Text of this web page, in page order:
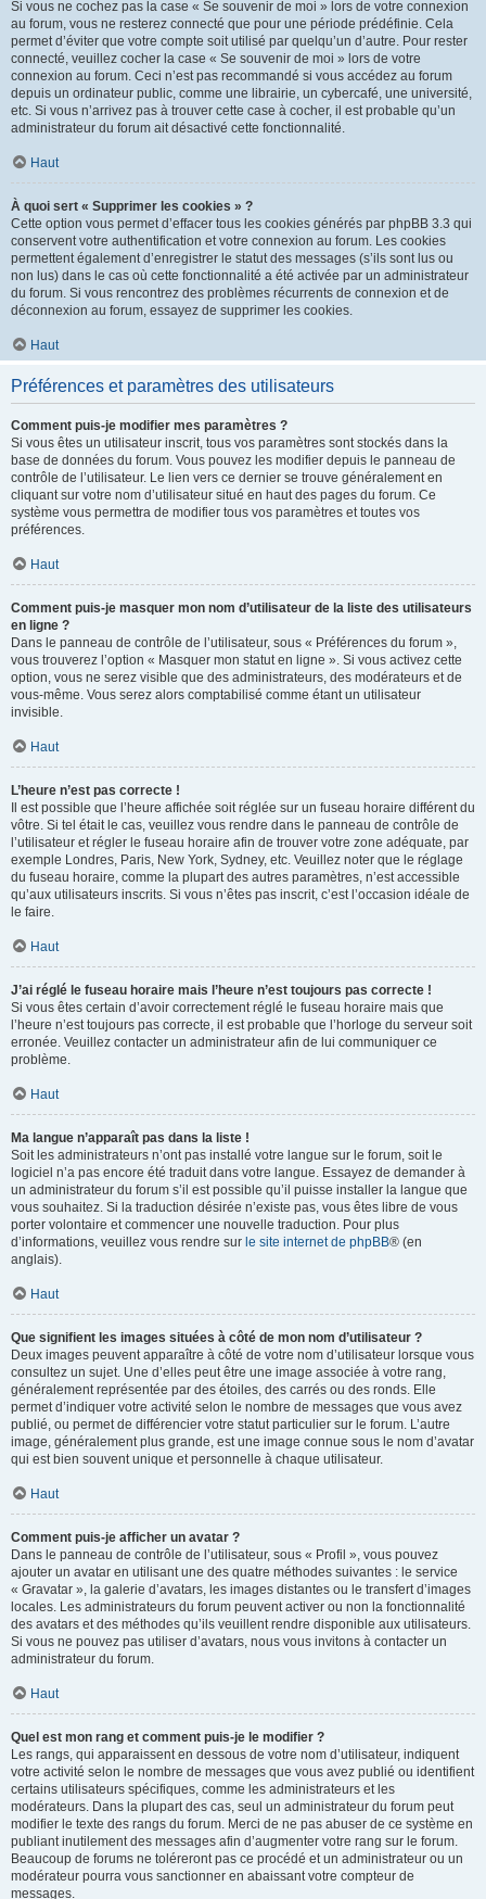
Si vous ne cochez pas la case « Se souvenir de moi » lors de votre connexion
au forum, vous ne resterez connecté que pour une période prédéfinie. Cela
permet d’éviter que votre compte soit utilisé par quelqu’un d’autre. Pour rester
connecté, veuillez cocher la case « Se souvenir de moi » lors de votre
connexion au forum. Ceci n’est pas recommandé si vous accédez au forum
depuis un ordinateur public, comme une librairie, un cybercafé, une université,
etc. Si vous n’arrivez pas à trouver cette case à cocher, il est probable qu’un
administrateur du forum ait désactivé cette fonctionnalité.
Haut
À quoi sert « Supprimer les cookies » ?
Cette option vous permet d’effacer tous les cookies générés par phpBB 3.3 qui
conservent votre authentification et votre connexion au forum. Les cookies
permettent également d’enregistrer le statut des messages (s’ils sont lus ou
non lus) dans le cas où cette fonctionnalité a été activée par un administrateur
du forum. Si vous rencontrez des problèmes récurrents de connexion et de
déconnexion au forum, essayez de supprimer les cookies.
Haut
Préférences et paramètres des utilisateurs
Comment puis-je modifier mes paramètres ?
Si vous êtes un utilisateur inscrit, tous vos paramètres sont stockés dans la
base de données du forum. Vous pouvez les modifier depuis le panneau de
contrôle de l’utilisateur. Le lien vers ce dernier se trouve généralement en
cliquant sur votre nom d’utilisateur situé en haut des pages du forum. Ce
système vous permettra de modifier tous vos paramètres et toutes vos
préférences.
Haut
Comment puis-je masquer mon nom d’utilisateur de la liste des utilisateurs
en ligne ?
Dans le panneau de contrôle de l’utilisateur, sous « Préférences du forum »,
vous trouverez l’option « Masquer mon statut en ligne ». Si vous activez cette
option, vous ne serez visible que des administrateurs, des modérateurs et de
vous-même. Vous serez alors comptabilisé comme étant un utilisateur
invisible.
Haut
L’heure n’est pas correcte !
Il est possible que l’heure affichée soit réglée sur un fuseau horaire différent du
vôtre. Si tel était le cas, veuillez vous rendre dans le panneau de contrôle de
l’utilisateur et régler le fuseau horaire afin de trouver votre zone adéquate, par
exemple Londres, Paris, New York, Sydney, etc. Veuillez noter que le réglage
du fuseau horaire, comme la plupart des autres paramètres, n’est accessible
qu’aux utilisateurs inscrits. Si vous n’êtes pas inscrit, c’est l’occasion idéale de
le faire.
Haut
J’ai réglé le fuseau horaire mais l’heure n’est toujours pas correcte !
Si vous êtes certain d’avoir correctement réglé le fuseau horaire mais que
l’heure n’est toujours pas correcte, il est probable que l’horloge du serveur soit
erronée. Veuillez contacter un administrateur afin de lui communiquer ce
problème.
Haut
Ma langue n’apparaît pas dans la liste !
Soit les administrateurs n’ont pas installé votre langue sur le forum, soit le
logiciel n’a pas encore été traduit dans votre langue. Essayez de demander à
un administrateur du forum s’il est possible qu’il puisse installer la langue que
vous souhaitez. Si la traduction désirée n’existe pas, vous êtes libre de vous
porter volontaire et commencer une nouvelle traduction. Pour plus
d’informations, veuillez vous rendre sur le site internet de phpBB® (en
anglais).
Haut
Que signifient les images situées à côté de mon nom d’utilisateur ?
Deux images peuvent apparaître à côté de votre nom d’utilisateur lorsque vous
consultez un sujet. Une d’elles peut être une image associée à votre rang,
généralement représentée par des étoiles, des carrés ou des ronds. Elle
permet d’indiquer votre activité selon le nombre de messages que vous avez
publié, ou permet de différencier votre statut particulier sur le forum. L’autre
image, généralement plus grande, est une image connue sous le nom d’avatar
qui est bien souvent unique et personnelle à chaque utilisateur.
Haut
Comment puis-je afficher un avatar ?
Dans le panneau de contrôle de l’utilisateur, sous « Profil », vous pouvez
ajouter un avatar en utilisant une des quatre méthodes suivantes : le service
« Gravatar », la galerie d’avatars, les images distantes ou le transfert d’images
locales. Les administrateurs du forum peuvent activer ou non la fonctionnalité
des avatars et des méthodes qu’ils veuillent rendre disponible aux utilisateurs.
Si vous ne pouvez pas utiliser d’avatars, nous vous invitons à contacter un
administrateur du forum.
Haut
Quel est mon rang et comment puis-je le modifier ?
Les rangs, qui apparaissent en dessous de votre nom d’utilisateur, indiquent
votre activité selon le nombre de messages que vous avez publié ou identifient
certains utilisateurs spécifiques, comme les administrateurs et les
modérateurs. Dans la plupart des cas, seul un administrateur du forum peut
modifier le texte des rangs du forum. Merci de ne pas abuser de ce système en
publiant inutilement des messages afin d’augmenter votre rang sur le forum.
Beaucoup de forums ne toléreront pas ce procédé et un administrateur ou un
modérateur pourra vous sanctionner en abaissant votre compteur de
messages.